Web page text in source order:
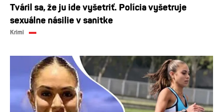
Tváril sa, že ju ide vyšetriť. Polícia vyšetruje
sexuálne násilie v sanitke
Krimi